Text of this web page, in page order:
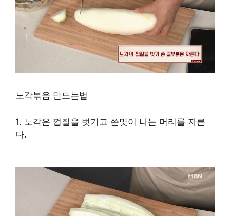
노각볶음 만드는법
1. 노각은 껍질을 벗기고 쓴맛이 나는 머리를 자른
다.